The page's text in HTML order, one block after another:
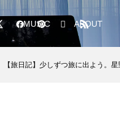
MUSIC ABOUT
【旅日記】少しずつ旅に出よう。